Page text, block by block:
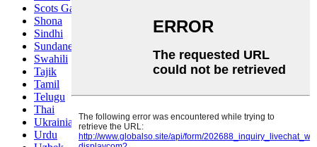
Scots Gaelic
Shona
Sindhi
Sundanese
Swahili
Tajik
Tamil
Telugu
Thai
Ukrainian
Urdu